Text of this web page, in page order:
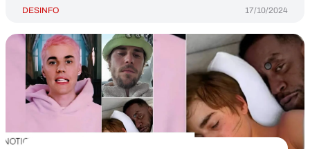
DESINFO 17/10/2024